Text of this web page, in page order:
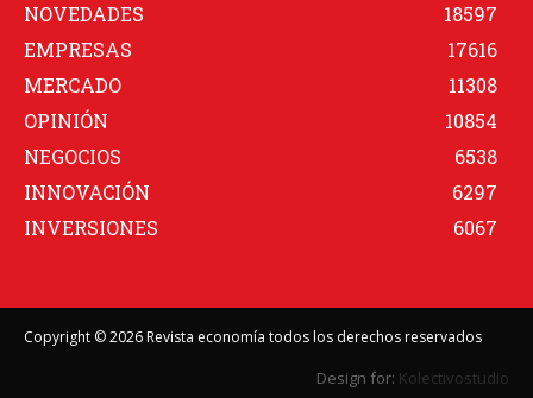
NOVEDADES
18597
EMPRESAS
17616
MERCADO
11308
OPINIÓN
10854
NEGOCIOS
6538
INNOVACIÓN
6297
INVERSIONES
6067
Copyright © 2026 Revista economía todos los derechos reservados
Design for: Kolectivostudio